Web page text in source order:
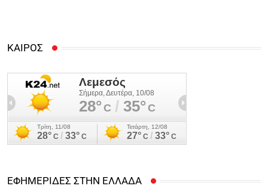
ΚΑΙΡΟΣ
ΕΦΗΜΕΡΙΔΕΣ ΣΤΗΝ ΕΛΛΑΔΑ